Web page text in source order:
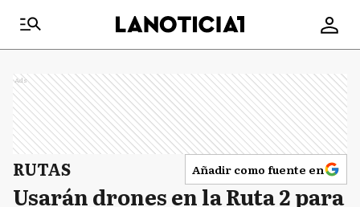
Ads
RUTAS Añadir como fuente en
Usarán drones en la Ruta 2 para